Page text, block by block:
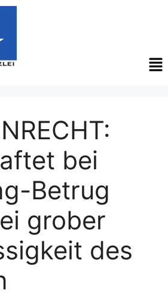
bei
Betrug
grober
des